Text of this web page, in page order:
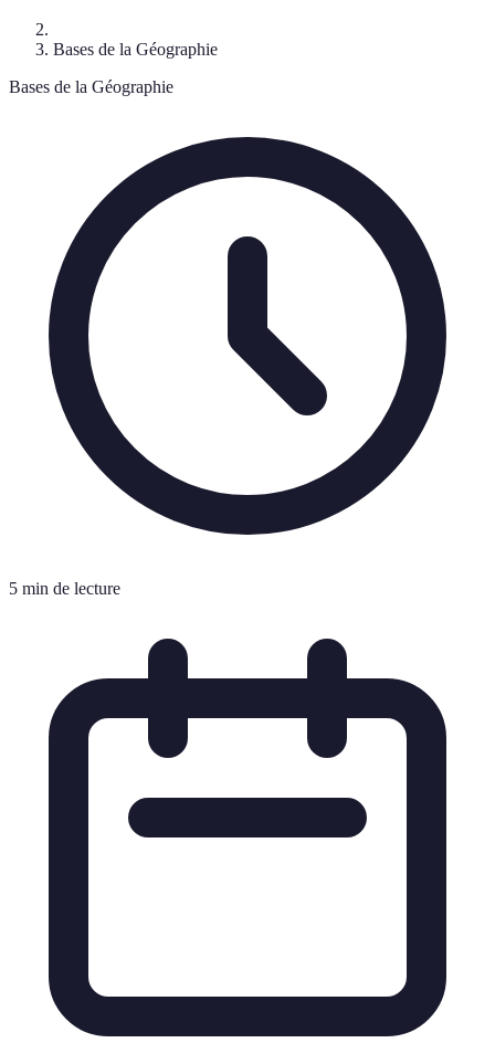
Bases de la Géographie
Bases de la Géographie
5 min de lecture